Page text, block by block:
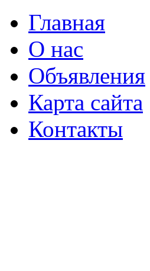
Главная
О нас
Объявления
Карта сайта
Контакты